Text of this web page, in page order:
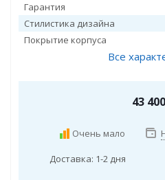
Гарантия
Стилистика дизайна
Покрытие корпуса
Все
43 400
Очень мало
Доставка: 1-2 дня